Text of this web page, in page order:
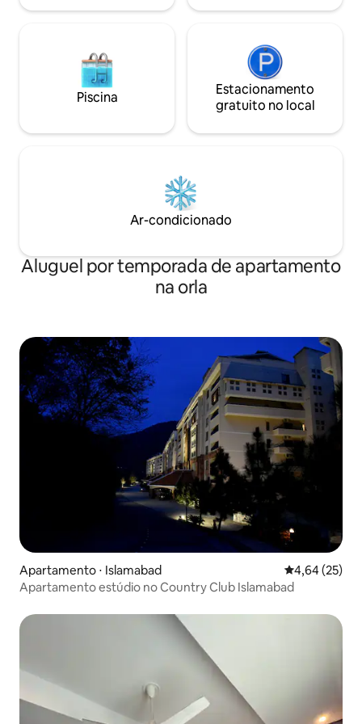
premium
Piscina
Estacionamento
gratuito no local
Ar-condicionado
Aluguel por temporada de apartamento
na orla
Apartamento ⋅ Islamabad 4,64 de uma
4,64 (25)
Apartamento estúdio no Country Club Islamabad